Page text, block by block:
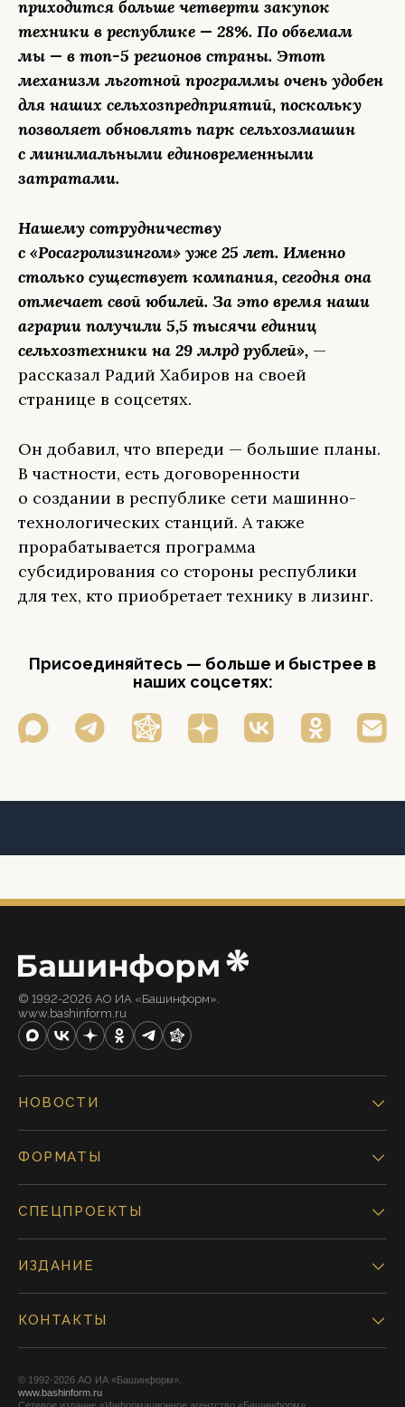
приходится больше четверти закупок
техники в республике — 28%. По объемам
мы — в топ-5 регионов страны. Этот
механизм льготной программы очень удобен
для наших сельхозпредприятий, поскольку
позволяет обновлять парк сельхозмашин
с минимальными единовременными
затратами.
Нашему сотрудничеству
с «Росагролизингом» уже 25 лет. Именно
столько существует компания, сегодня она
отмечает свой юбилей. За это время наши
аграрии получили 5,5 тысячи единиц
сельхозтехники на 29 млрд рублей», —
рассказал Радий Хабиров на своей
странице в соцсетях.
Он добавил, что впереди — большие планы.
В частности, есть договоренности
о создании в республике сети машинно-
технологических станций. А также
прорабатывается программа
субсидирования со стороны республики
для тех, кто приобретает технику в лизинг.
Присоединяйтесь — больше и быстрее в
наших соцсетях:
© 1992-2026 АО ИА «Башинформ».
www.bashinform.ru
НОВОСТИ
ФОРМАТЫ
СПЕЦПРОЕКТЫ
ИЗДАНИЕ
КОНТАКТЫ
© 1992-2026 АО ИА «Башинформ».
www.bashinform.ru